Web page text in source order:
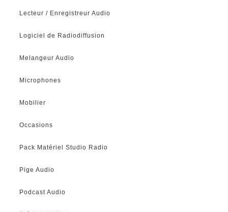
Lecteur / Enregistreur Audio
Logiciel de Radiodiffusion
Melangeur Audio
Microphones
Mobilier
Occasions
Pack Matériel Studio Radio
Pige Audio
Podcast Audio